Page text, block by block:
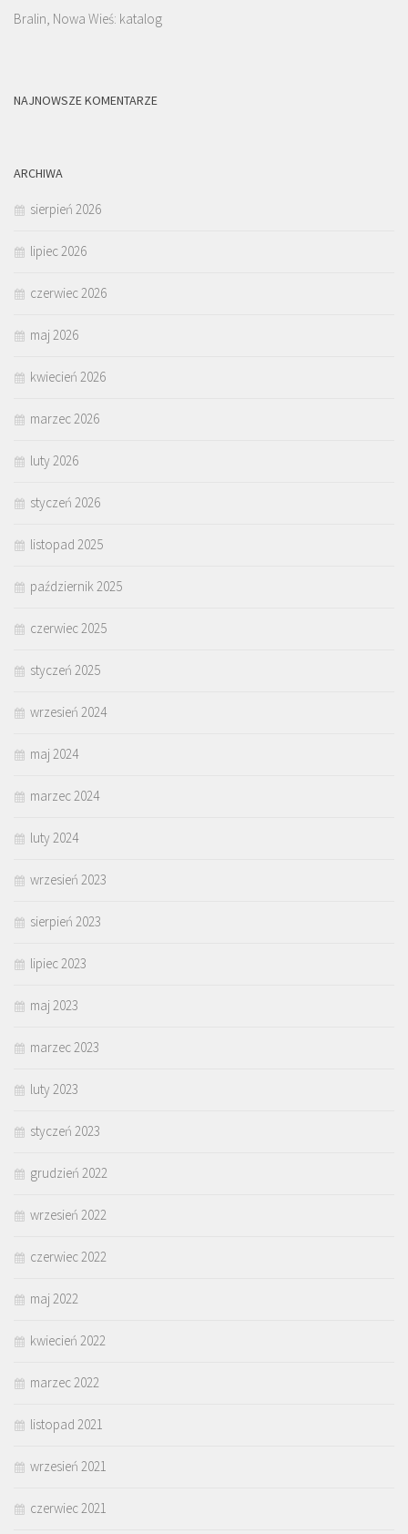
Bralin, Nowa Wieś: katalog
NAJNOWSZE KOMENTARZE
ARCHIWA
sierpień 2026
lipiec 2026
czerwiec 2026
maj 2026
kwiecień 2026
marzec 2026
luty 2026
styczeń 2026
listopad 2025
październik 2025
czerwiec 2025
styczeń 2025
wrzesień 2024
maj 2024
marzec 2024
luty 2024
wrzesień 2023
sierpień 2023
lipiec 2023
maj 2023
marzec 2023
luty 2023
styczeń 2023
grudzień 2022
wrzesień 2022
czerwiec 2022
maj 2022
kwiecień 2022
marzec 2022
listopad 2021
wrzesień 2021
czerwiec 2021